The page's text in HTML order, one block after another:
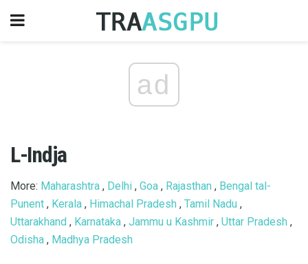
ad
L-Indja
More: Maharashtra , Delhi , Goa , Rajasthan , Bengal tal-
Punent , Kerala , Himachal Pradesh , Tamil Nadu ,
Uttarakhand , Karnataka , Jammu u Kashmir , Uttar Pradesh ,
Odisha , Madhya Pradesh